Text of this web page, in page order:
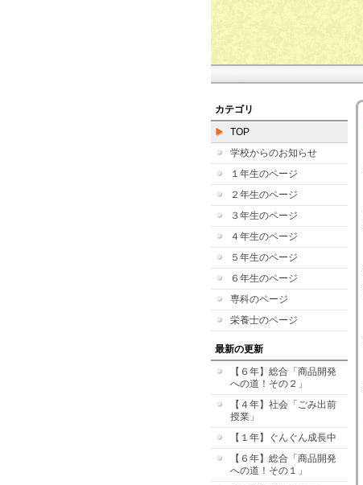
カテゴリ
TOP
学校からのお知らせ
１年生のページ
２年生のページ
３年生のページ
４年生のページ
５年生のページ
６年生のページ
専科のページ
栄養士のページ
最新の更新
【６年】総合「商品開発
への道！その２」
【４年】社会「ごみ出前
授業」
【１年】ぐんぐん成長中
【６年】総合「商品開発
への道！その１」